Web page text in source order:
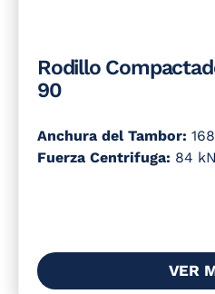
Rodillo
90
Anchura del Tambor:
Fuerza Centrifuga: 84 kN
VER